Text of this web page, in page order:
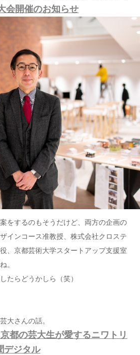
会開催のお知らせ
をするのもそうだけど、両方の企画の
インコース准教授、株式会社クロステ
、京都芸術大学スタートアップ支援室
。
たらどうかしら（笑）
大さんの話。
都の芸大生が愛するニワトリ
デジタル